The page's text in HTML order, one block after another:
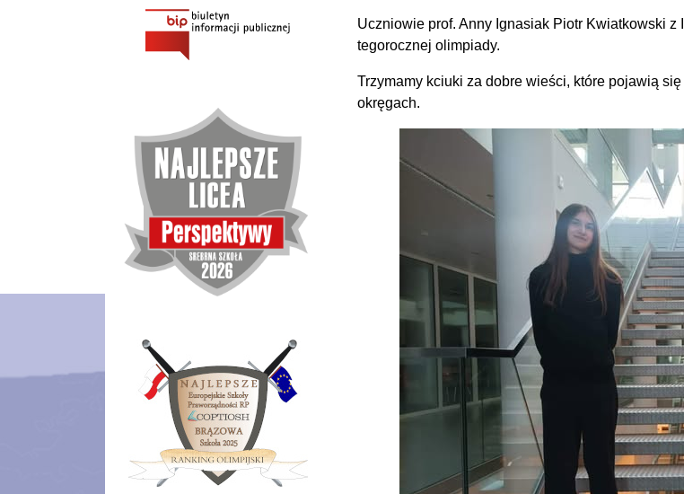
Uczniowie prof. Anny Ignasiak Piotr Kwiatkowski z
tegorocznej olimpiady.
Trzymamy kciuki za dobre wieści, które pojawią
okręgach.